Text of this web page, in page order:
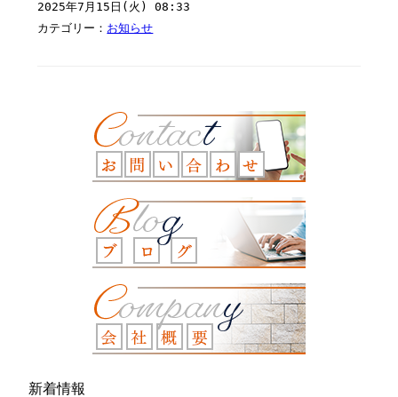
2025年7月15日(火) 08:33
カテゴリー： お知らせ
新着情報